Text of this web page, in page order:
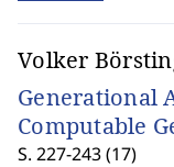
Volker
Generational
Computable
S. 227-243 (17)